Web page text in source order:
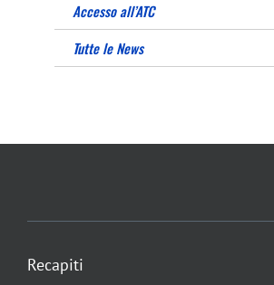
Accesso all’ATC
Tutte le News
Recapiti